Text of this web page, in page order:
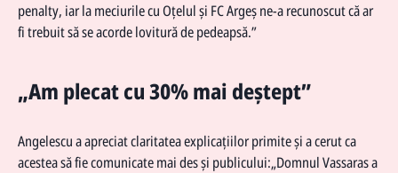
penalty, iar la meciurile cu Oțelul și FC Argeș ne-a recunoscut că ar
fi trebuit să se acorde lovitură de pedeapsă.”
„Am plecat cu 30% mai deștept”
Angelescu a apreciat claritatea explicațiilor primite și a cerut ca
acestea să fie comunicate mai des și publicului:„Domnul Vassaras a